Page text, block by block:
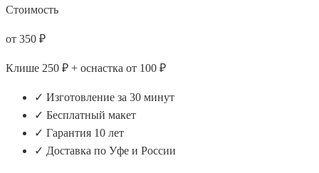
Стоимость
от 350 ₽
Клише 250 ₽ + оснастка от 100 ₽
✓ Изготовление за 30 минут
✓ Бесплатный макет
✓ Гарантия 10 лет
✓ Доставка по Уфе и России